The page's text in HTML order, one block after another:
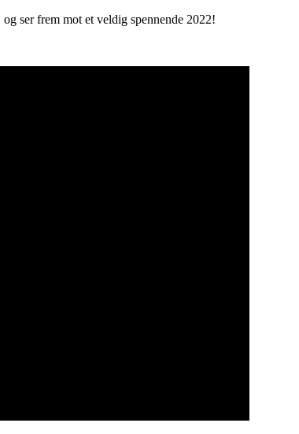
ser frem mot et veldig spennende 2022!